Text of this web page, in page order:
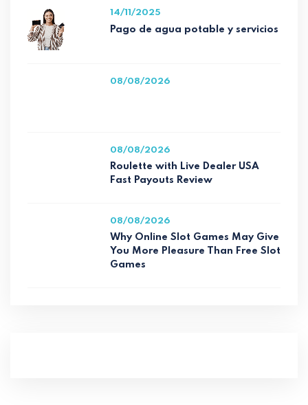
14/11/2025
Pago de agua potable y servicios
08/08/2026
08/08/2026
Roulette with Live Dealer USA
Fast Payouts Review
08/08/2026
Why Online Slot Games May Give
You More Pleasure Than Free Slot
Games